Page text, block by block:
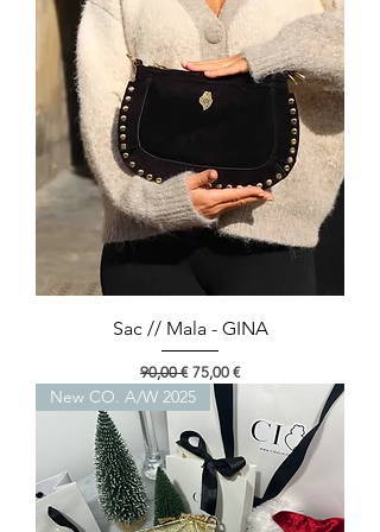
Sac // Mala - GINA
Preço normal
90,00 € Preço promocional
75,00 €
New CO. A/W 2025